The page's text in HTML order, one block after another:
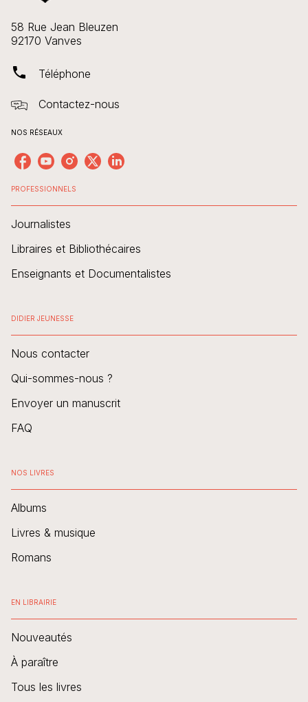
58 Rue Jean Bleuzen
92170 Vanves
phone Téléphone
Contactez-nous
NOS RÉSEAUX
PROFESSIONNELS
Journalistes
Libraires et Bibliothécaires
Enseignants et Documentalistes
DIDIER JEUNESSE
Nous contacter
Qui-sommes-nous ?
Envoyer un manuscrit
FAQ
NOS LIVRES
Albums
Livres & musique
Romans
EN LIBRAIRIE
Nouveautés
À paraître
Tous les livres